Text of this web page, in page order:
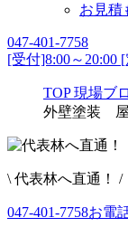
お見積
047-401-7758
[受付]8:00～20:00
TOP 現場ブ
外壁塗装
\ 代表林へ直通！ /
047-401-7758お電